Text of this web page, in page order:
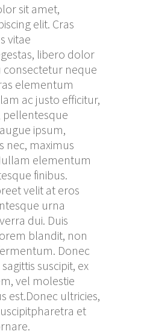
sit amet,
elit. Cras
vitae
libero dolor
neque
elementum
ac justo efficitur,
pellentesque
ipsum,
nec, maximus
elementum
finibus.
velit at eros
urna
dui. Duis
blandit, non
Donec
suscipit, ex
vel molestie
est.Donec ultricies,
et